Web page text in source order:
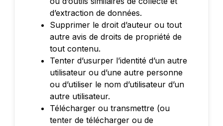
d’extraction de données.
Supprimer le droit d’auteur ou tout
autre avis de droits de propriété de
tout contenu.
Tenter d’usurper l’identité d’un autre
utilisateur ou d’une autre personne
ou d’utiliser le nom d’utilisateur d’un
autre utilisateur.
Télécharger ou transmettre (ou
tenter de télécharger ou de